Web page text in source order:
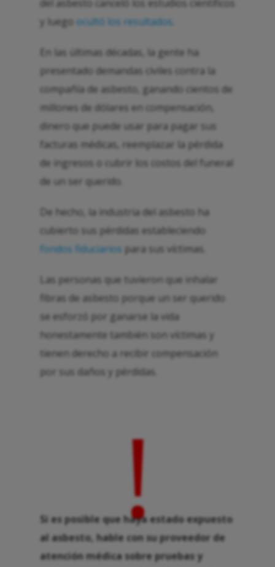
del asbesto canceló los estudios científicos
y luego ocultó los resultados
En las últimas décadas, la gente ha
presentado demandas civiles contra la
compañía de asbesto, ganando cientos de
millones de dólares en compensación,
dinero que puede usar para pagar sus
facturas médicas, reemplazar la pérdida
de ingresos o cubrir los costos del funeral
de un ser querido.
De hecho, la industria del asbesto ha
cubierto sus pérdidas estableciendo
fondos fiduciarios para sus víctimas.
Las personas que tuvieron que inhalar
fibras de asbesto porque un ser querido
se esforzó por ganarse la vida
honestamente también son víctimas y
tienen derecho a recibir compensación
por sus daños y pérdidas.
!
Si es posible que haya estado expuesto
al asbesto, hable con su proveedor de
atención médica sobre pruebas y